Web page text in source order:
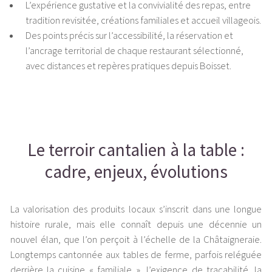
L’expérience gustative et la convivialité des repas, entre
tradition revisitée, créations familiales et accueil villageois.
Des points précis sur l’accessibilité, la réservation et
l’ancrage territorial de chaque restaurant sélectionné,
avec distances et repères pratiques depuis Boisset.
Le terroir cantalien à la table :
cadre, enjeux, évolutions
La valorisation des produits locaux s’inscrit dans une longue
histoire rurale, mais elle connaît depuis une décennie un
nouvel élan, que l’on perçoit à l’échelle de la Châtaigneraie.
Longtemps cantonnée aux tables de ferme, parfois reléguée